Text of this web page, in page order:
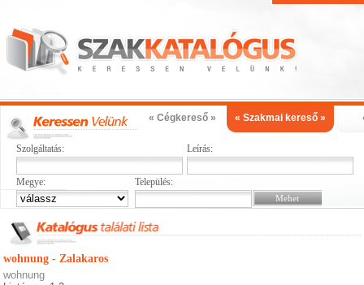
« Cégkereső » « Szakmai kereső »
Szolgáltatás: Leírás:
Megye: Település:
wohnung - Zalakaros
wohnung